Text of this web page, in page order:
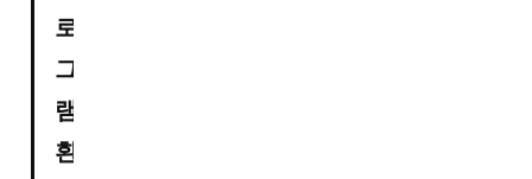
로
그
램,
환